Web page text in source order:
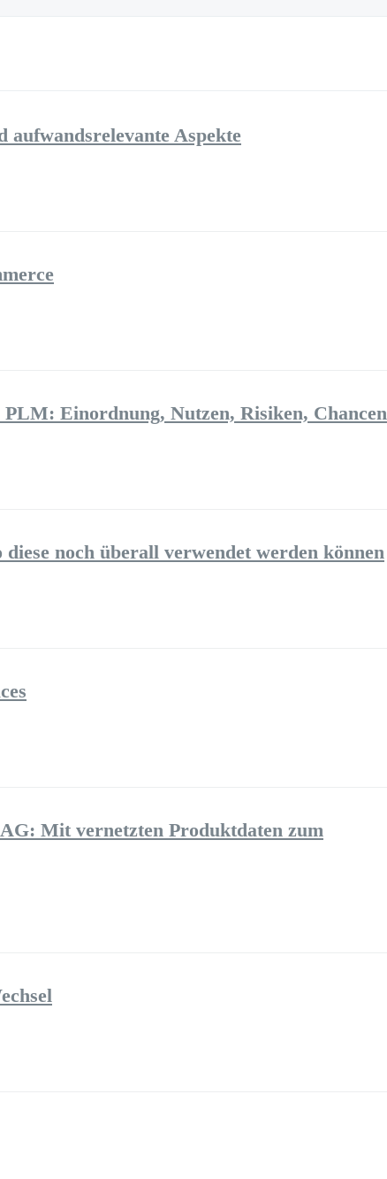
Aspekte
Einordnung, Nutzen, Risiken, Chancen
noch überall verwendet werden können
Mit vernetzten Produktdaten zum